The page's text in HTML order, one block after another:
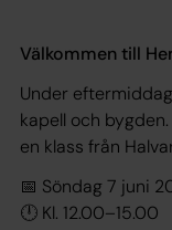
Välkommen till
Under
kapell och
en klass från
📅 Söndag 7 juni
🕛 Kl. 12.00–15.00